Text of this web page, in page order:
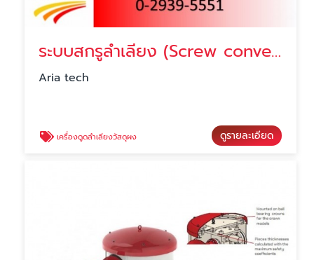
ระบบสกรูลำเลียง (Screw conveyor)
Aria tech
เครื่องดูดลำเลียงวัสดุผง ดูรายละเอียด